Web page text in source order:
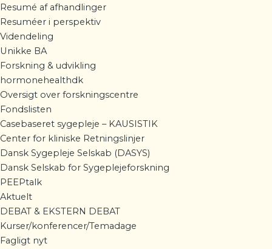
Resumé af afhandlinger
Resuméer i perspektiv
Videndeling
Unikke BA
Forskning & udvikling
hormonehealthdk
Oversigt over forskningscentre
Fondslisten
Casebaseret sygepleje – KAUSISTIK
Center for kliniske Retningslinjer
Dansk Sygepleje Selskab (DASYS)
Dansk Selskab for Sygeplejeforskning
PEEPtalk
Aktuelt
DEBAT & EKSTERN DEBAT
Kurser/konferencer/Temadage
Fagligt nyt